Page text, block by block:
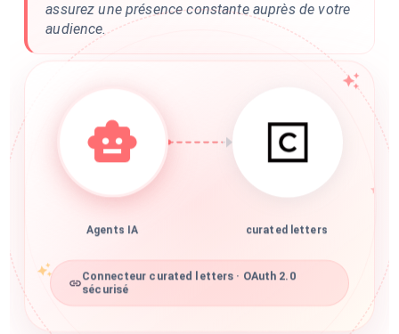
assurez une présence constante auprès de votre
audience.
Agents IA curated letters
Connecteur curated letters · OAuth 2.0
sécurisé